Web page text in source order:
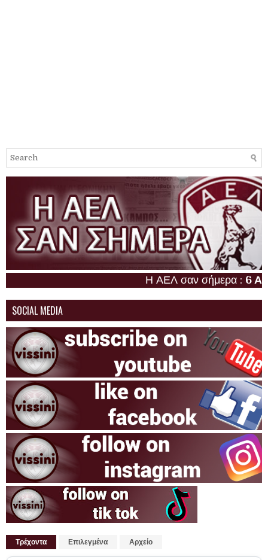
Η ΑΕΛ σαν σήμερα :6
SOCIAL MEDIA
Τρέχοντα Επιλεγμένα Αρχείο